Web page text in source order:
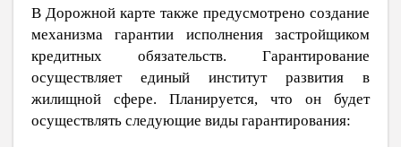
В Дорожной карте также предусмотрено создание
механизма гарантии исполнения застройщиком
кредитных обязательств. Гарантирование
осуществляет единый институт развития в
жилищной сфере. Планируется, что он будет
осуществлять следующие виды гарантирования: